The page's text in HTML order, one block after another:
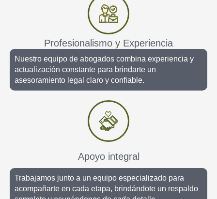
Profesionalismo y Experiencia
Nuestro equipo de abogados combina experiencia y
actualización constante para brindarte un
asesoramiento legal claro y confiable.
Apoyo integral
Trabajamos junto a un equipo especializado para
acompañarte en cada etapa, brindándote un respaldo